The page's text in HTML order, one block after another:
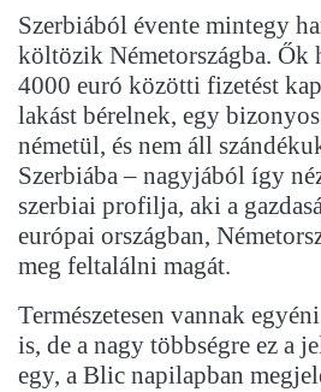
Szerbiából évente mintegy
költözik Németországba. Ők
4000 euró közötti fizetést
lakást bérelnek, egy
németül, és nem áll
Szerbiába – nagyjából így
szerbiai profilja, aki a
európai országban,
meg feltalálni magát.
Természetesen vannak
is, de a nagy többségre ez a
egy, a Blic napilapban